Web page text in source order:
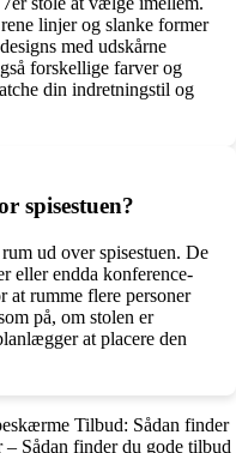
linjer og slanke former
med udskårne
forskellige farver og
din indretningstil og
spisestuen?
ud over spisestuen. De
eller endda konference-
at rumme flere personer
på, om stolen er
at placere den
Tilbud: Sådan finder
Sådan finder du gode tilbud